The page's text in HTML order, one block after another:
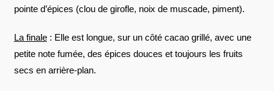
pointe d’épices (clou de girofle, noix de muscade, piment).
La finale: Elle est longue, sur un côté cacao grillé, avec une
petite note fumée, des épices douces et toujours les fruits
secs en arrière-plan.